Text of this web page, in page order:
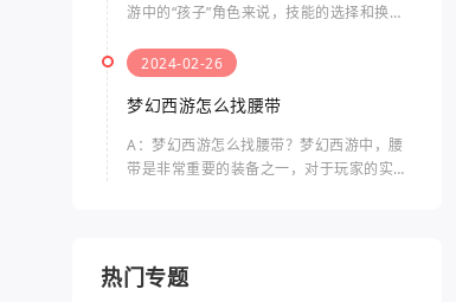
游中的“孩子”角色来说，技能的选择和换点
分配技能点可以提升其战斗力和生存能力。
梦幻西游孩子怎么换点
2024-02-26
梦幻西游怎么找腰带
A：梦幻西游怎么找腰带？梦幻西游中，腰
带是非常重要的装备之一，对于玩家的实力
热门专题